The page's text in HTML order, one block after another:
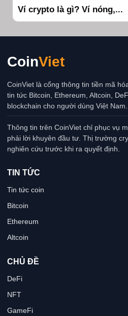
Ví crypto là gì? Ví nóng,...
CoinViet
CoinViet là cổng thông tin tiền mã
tin tức Bitcoin, Ethereum, Altcoin,
blockchain cho người dùng Việt Nam.
Thông tin trên CoinViet chỉ phục vụ
phải lời khuyên đầu tư. Thị trường
nghiên cứu trước khi ra quyết định.
TIN TỨC
Tin tức coin
Bitcoin
Ethereum
Altcoin
CHỦ ĐỀ
DeFi
NFT
GameFi